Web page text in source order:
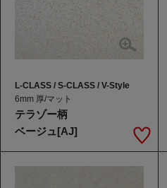
L-CLASS / S-CLASS / V-Style
6mm 厚/マット
テラゾー柄
ベージュ[AJ]